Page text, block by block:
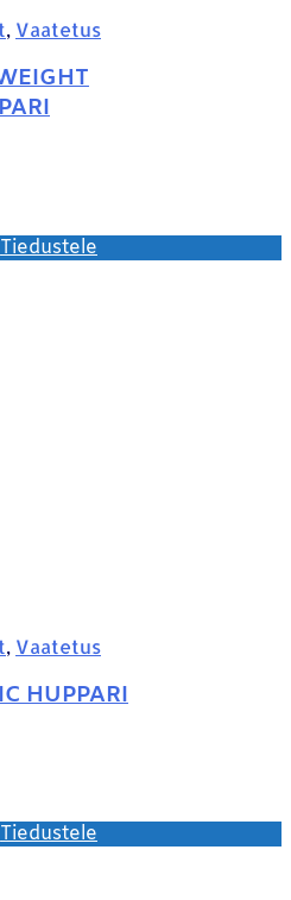
, Vaatetus
Tiedustele
, Vaatetus
HUPPARI
Tiedustele